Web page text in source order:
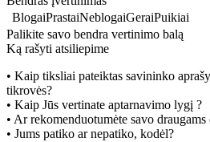
BlogaiPrastaiNeblogaiGeraiPuikiai
Palikite savo bendra vertinimo balą
Ką rašyti atsiliepime
• Kaip tiksliai pateiktas savininko
tikrovės?
• Kaip Jūs vertinate aptarnavimo lygį ?
• Ar rekomenduotumėte savo draugams
• Jums patiko ar nepatiko, kodėl?